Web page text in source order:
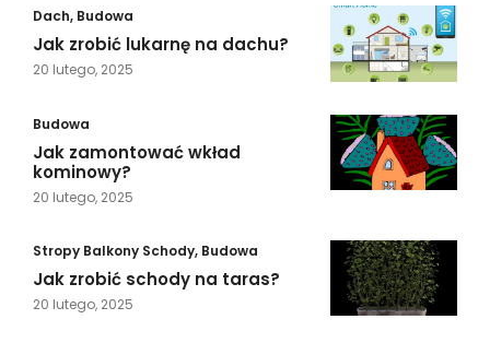
Dach, Budowa
Jak zrobić lukarnę na dachu?
20 lutego, 2025
Budowa
Jak zamontować wkład
kominowy?
20 lutego, 2025
Stropy Balkony Schody, Budowa
Jak zrobić schody na taras?
20 lutego, 2025